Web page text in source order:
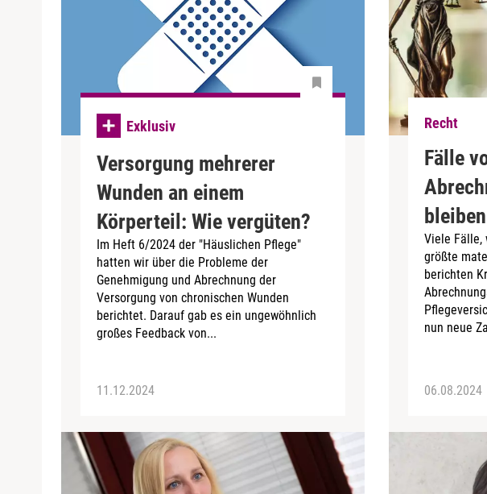
Exklusiv
Versorgung mehrerer
Wunden an einem
Körperteil: Wie vergüten?
Im Heft 6/2024 der "Häuslichen Pflege"
hatten wir über die Probleme der
Genehmigung und Abrechnung der
Versorgung von chronischen Wunden
berichtet. Darauf gab es ein ungewöhnlich
großes Feedback von...
11.12.2024
Recht
Fälle
Viele Fälle,
größte
berichten
nun neue
06.08.2024